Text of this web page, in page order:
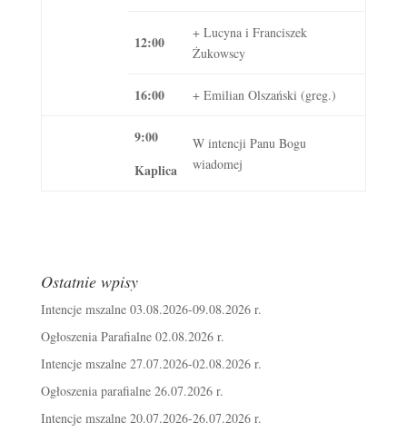
12:00
+ Lucyna i Franciszek
Żukowscy
16:00 + Emilian Olszański (greg.)
9:00
Kaplica
W intencji Panu Bogu
wiadomej
Ostatnie wpisy
Intencje mszalne 03.08.2026-09.08.2026 r.
Ogłoszenia Parafialne 02.08.2026 r.
Intencje mszalne 27.07.2026-02.08.2026 r.
Ogłoszenia parafialne 26.07.2026 r.
Intencje mszalne 20.07.2026-26.07.2026 r.